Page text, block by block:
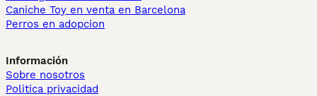
Caniche Toy en venta en Barcelona
Perros en adopcion
Información
Sobre nosotros
Politica privacidad